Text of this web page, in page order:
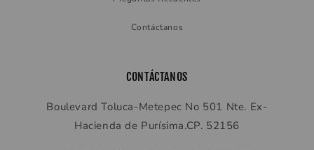
Contáctanos
CONTÁCTANOS
Boulevard Toluca-Metepec No 501 Nte. Ex-
Hacienda de Purísima.CP. 52156